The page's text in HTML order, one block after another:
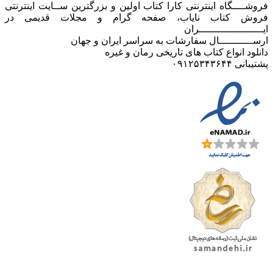
فروشــــگاه اینترنتی کارا کتاب اولین و بزرگترین ســایت اینترنتی
فروش کتاب نایاب، صفحه گرام و مجلات قدیمی در
ایـــــــــــــــــــــران
ارســـــــــــال سفارشات به سراسر ایران و جهان
دانلود انواع کتاب های تاریخی رمان و غیره
پشتیبانی ۰۹۱۲۵۳۴۳۶۴۴